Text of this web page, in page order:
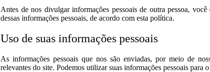
Antes de nos divulgar informações pessoais de outra pessoa,
dessas informações pessoais, de acordo com esta política.
Uso de suas informações pessoais
As informações pessoais que nos são enviadas, por meio de
relevantes do site. Podemos utilizar suas informações pessoais para